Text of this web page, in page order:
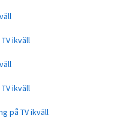
ikväll
ikväll
på TV ikväll